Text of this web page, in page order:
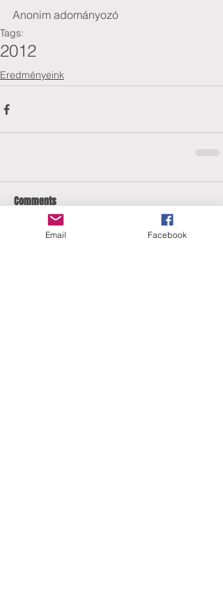
Anonim adományozó
Tags:
2012
Eredményeink
Comments
Email Facebook